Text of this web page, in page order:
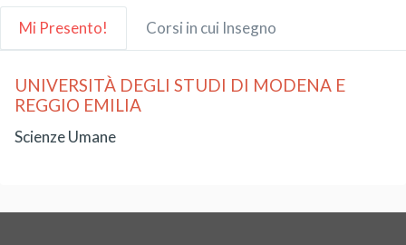
Mi Presento! Corsi in cui Insegno
UNIVERSITÀ DEGLI STUDI DI MODENA E
REGGIO EMILIA
Scienze Umane